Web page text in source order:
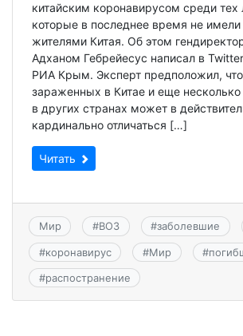
китайским коронавирусом среди тех
которые в последнее время не имели
жителями Китая. Об этом
Адханом Гебрейесус написал в
РИА Крым. Эксперт предположил,
зараженных в Китае и еще несколько
в других странах может в
кардинально отличаться […]
Читать
Мир #ВОЗ #заболевшие
#коронавирус #Мир #
#распостранение